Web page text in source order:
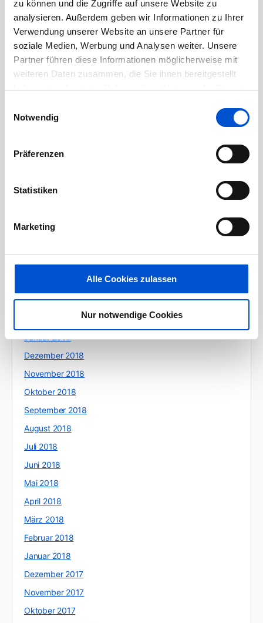
zu können und die Zugriffe auf unsere Website zu
analysieren. Außerdem geben wir Informationen zu Ihrer
Verwendung unserer Website an unsere Partner für
soziale Medien, Werbung und Analysen weiter. Unsere
Partner führen diese Informationen möglicherweise mit
weiteren Daten zusammen, die Sie ihnen bereitgestellt
haben oder die sie im Rahmen Ihrer Nutzung der Dienste
Notwendig
Präferenzen
Statistiken
Marketing
Alle Cookies zulassen
Nur notwendige Cookies
Juli 2020
Juni 2020
Mai 2020
April 2020
Januar 2020
November 2019
September 2019
Juli 2019
Mai 2019
März 2019
Januar 2019
Dezember 2018
November 2018
Oktober 2018
September 2018
August 2018
Juli 2018
Juni 2018
Mai 2018
April 2018
März 2018
Februar 2018
Januar 2018
Dezember 2017
November 2017
Oktober 2017